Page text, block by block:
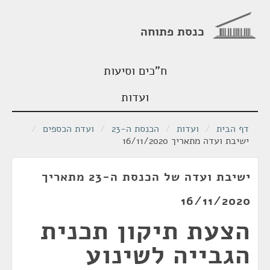
כנסת פתוחה
ח"כים וסיעות
ועדות
דף הבית / ועדות / הכנסת ה-23 / ועדת הכספים /
ישיבת ועדה מתאריך 16/11/2020
ישיבת ועדה של הכנסת ה-23 מתאריך
16/11/2020
הצעת תיקון תכנית
הגבייה לשינוע